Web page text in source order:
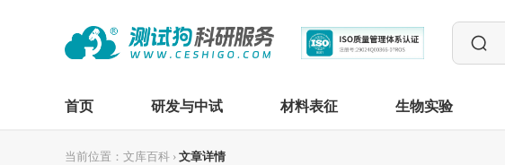
首页 研发与中试 材料表征 生物实验
当前位置： 文库百科 › 文章详情